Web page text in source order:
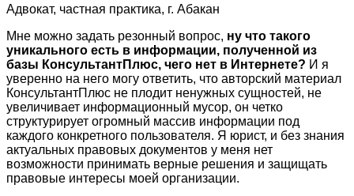
Адвокат, частная практика, г. Абакан
Мне можно задать резонный вопрос, ну что такого
уникального есть в информации, полученной из
базы КонсультантПлюс, чего нет в Интернете? И я
уверенно на него могу ответить, что авторский материал
КонсультантПлюс не плодит ненужных сущностей, не
увеличивает информационный мусор, он четко
структурирует огромный массив информации под
каждого конкретного пользователя. Я юрист, и без знания
актуальных правовых документов у меня нет
возможности принимать верные решения и защищать
правовые интересы моей организации.